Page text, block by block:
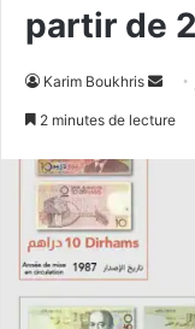
partir de
Karim Boukhris
2 minutes de lecture